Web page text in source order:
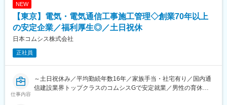
NEW
【東京】電気・電気通信工事施工管理◇創業70年以上
の安定企業／福利厚生◎／土日祝休
日本コムシス株式会社
正社員
仕事内容
～土日祝休み／平均勤続年数16年／家族手当・社宅有り／国内通
信建設業界トップクラスのコムシスGで安定就業／男性の育休連